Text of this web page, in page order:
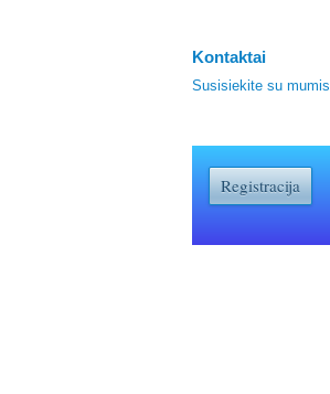
Kontaktai
Susisiekite su mumis
Registracija